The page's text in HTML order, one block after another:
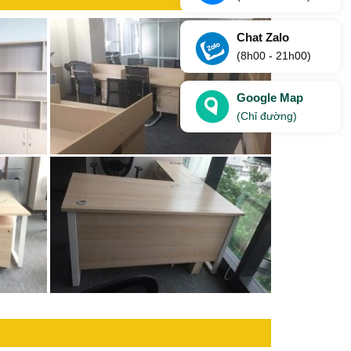
Chat Zalo
(8h00 - 21h00)
Google Map
(Chỉ đường)